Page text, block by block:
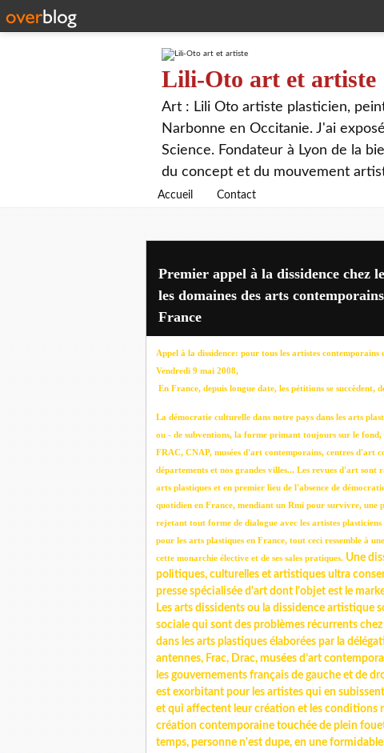
Lili-Oto art et artiste
Art : Lili Oto artiste plasticien,
Narbonne en Occitanie. J'ai
Science. Fondateur à Lyon de la
du concept et du mouvement
Accueil Contact
Premier appel à la dissidence chez
les domaines des arts
France
Appel à la dissidence: pour tous les artistes contemporains
Vendredi 9 mai 2008,
En France, depuis longue date, les pétitions se
La démocratie culturelle dans notre pays dans les arts
ou - de subventions, la forme primant toujours sur le fond,
FRAC, CNAP, musées d'art contemporains, centres d'art
départements et nos grandes villes... Les revues d'art
arts plastiques et en premier lieu de l'absence de
quotidien en France, mendiant un Rmi pour survivre, une
rejetant tout forme de dialogue avec les artistes
pour les arts plastiques en France, tout ceci ressemble à
cette monarchie élective et de ses sales pratiques. Une
politiques, culturelles et artistiques ultra
presse spécialisée d'art dont l'objet est le
Les arts dissidents ou la dissidence artistique
sociale qui sont des problèmes récurrents
dans les arts plastiques élaborées par la
antennes, Frac, Drac, musées d’art
les gouvernements français de gauche et de
est exorbitant pour les artistes qui en
et qui affectent leur création et les conditions
création contemporaine touchée de plein
temps, personne n'est dupe, en une